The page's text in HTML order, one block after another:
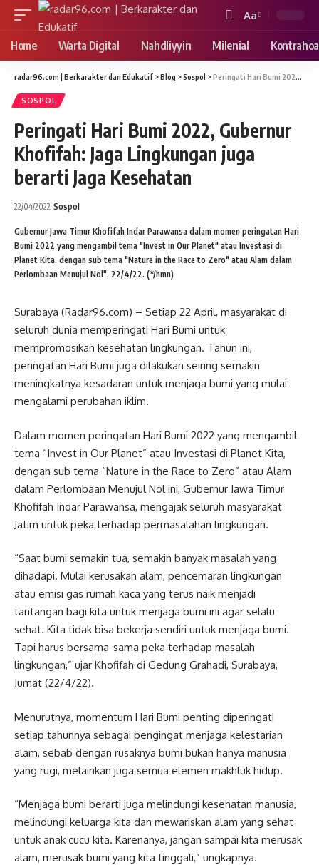
Font
Resizer
Aa
Home Warta Digital Nahdliyyin Milenial
radar96.com | Berkarakter dan Edukatif >Blog >Sospol >Peringati Hari Bumi 2022, Gubernur Khofifah: Jaga Lingkungan juga berarti Jaga Kesehatan
SOSPOL
Peringati Hari Bumi 2022, Gubernur
Khofifah: Jaga Lingkungan juga
berarti Jaga Kesehatan
22/04/2022 Sospol
Gubernur Jawa Timur Khofifah Indar Parawansa dalam momen peringatan Hari
Bumi 2022 yang mengambil tema "Invest in Our Planet" atau Investasi di
Planet Kita, dengan sub tema "Nature in the Race to Zero" atau Alam dalam
Perlombaan Menujul Nol", 22/4/22. (*/hmn)
Surabaya (Radar96.com) – Setiap 22 April, masyarakat di
seluruh dunia memperingati Hari Bumi untuk
mempromosikan kesehatan lingkungan. Tahun ini,
peringatan Hari Bumi juga dilakukan seiring semakin
meningkatnya kesadaran untuk menjaga bumi yang mulai
mengalami perubahan iklim.
Dalam momen peringatan Hari Bumi 2022 yang mengambil
tema “Invest in Our Planet” atau Investasi di Planet Kita,
dengan sub tema “Nature in the Race to Zero” atau Alam
dalam Perlombaan Menujul Nol ini, Gubernur Jawa Timur
Khofifah Indar Parawansa, mengajak seluruh masyarakat
Jatim untuk peka terhadap permasalahan lingkungan.
“Saat bumi semakin tua, semakin banyak masalah yang
dihadapi. Mulai kerusakan alam, pencemaran lingkungan
atau emisi gas rumah kaca yang terus naik menjadi
tantangan bagi kita untuk menjaga bumi ini agar selalu
sehat. Kita tidak bisa bekerja sendiri untuk menjaga bumi.
Tapi harus bersama-sama peka terhadap masalah
lingkungan,” ujar Khofifah di Gedung Grahadi, Surabaya,
Jumat (22/4/22).
Menurutnya, momentum Hari Bumi penting diperingati
setiap tahunnya sebagai pengingat menjaga kelestarian
alam, sebab dengan rusaknya bumi bukan hanya manusia
yang rugi, melainkan juga semua elemen makhluk hidup.
“Menjaga bumi berarti juga melindungi kesehatan manusia,
melindungi keluarga kita dan mewariskan alam yang sehat
untuk anak cucu kita. Karenanya, jangan sampai kita merusak
alam, merusak bumi yang kita tinggali,” ungkapnya.